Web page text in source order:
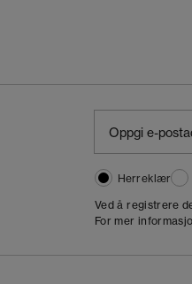
Herreklær
Ved å registrere
For mer